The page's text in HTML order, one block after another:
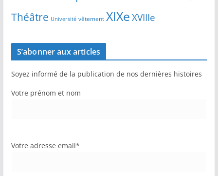
Théâtre Université vêtement XIXeXVIIIe
S’abonner aux articles
Soyez informé de la publication de nos dernières histoires
Votre prénom et nom
Votre adresse email*